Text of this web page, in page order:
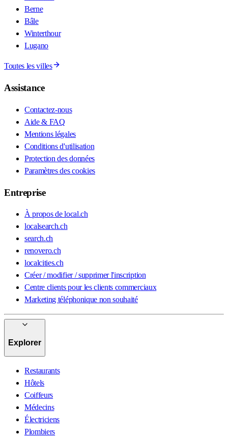
Berne
Bâle
Winterthour
Lugano
Toutes les villes
Assistance
Contactez-nous
Aide & FAQ
Mentions légales
Conditions d'utilisation
Protection des données
Paramètres des cookies
Entreprise
À propos de local.ch
localsearch.ch
search.ch
renovero.ch
localcities.ch
Créer / modifier / supprimer l'inscription
Centre clients pour les clients commerciaux
Marketing téléphonique non souhaité
Explorer
Restaurants
Hôtels
Coiffeurs
Médecins
Électriciens
Plombiers